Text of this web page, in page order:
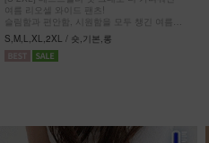
여름 리오셀 와이드 팬츠!
슬림함과 편안함, 시원함을 모두 챙긴 여름
완전정복 팬츠
S,M,L,XL,2XL / 숏,기본,롱